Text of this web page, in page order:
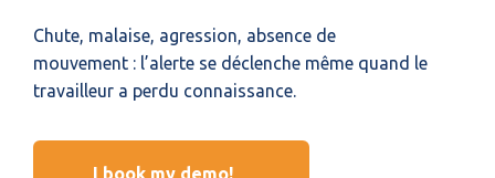
Chute, malaise, agression, absence de
mouvement : l’alerte se déclenche même quand le
travailleur a perdu connaissance.
I book my demo!